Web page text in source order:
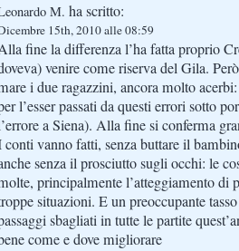
M. ha scritto:
15th, 2010 alle 08:59
fine la differenza l’ha fatta proprio
venire come riserva del Gila.
i due ragazzini, ancora molto acerbi:
l’esser passati da questi errori sotto
a Siena). Alla fine si conferma
conti vanno fatti, senza buttare il
senza il prosciutto sugli occhi: le
principalmente l’atteggiamento di
situazioni. E un preoccupante
sbagliati in tutte le partite
come e dove migliorare